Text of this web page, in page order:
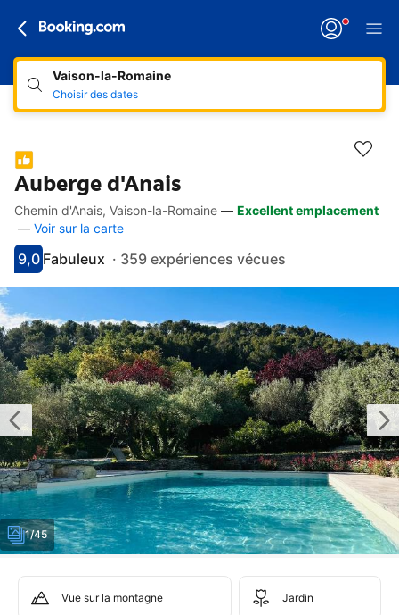
Vaison-la-Romaine
Choisir des dates
Auberge d'Anais
Accès rapides
Aller à la description
Aller aux équipements
Aller aux hébergements
Aller aux conditions
Chemin d'Anais, Vaison-la-Romaine — Excellent emplacement
— Voir sur la carte
Avec une note de 9
9,0
fabuleuxFabuleux · 359 expériences vécues
1/45
Vue sur la montagne Jardin